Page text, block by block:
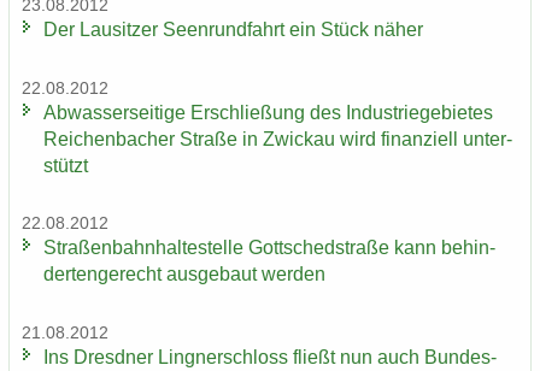
23.08.2012
Der Lau­sit­zer Seen­rund­fahrt ein Stück näher
22.08.2012
Ab­was­ser­sei­ti­ge Er­schlie­ßung des In­dus­trie­ge­bie­tes
Rei­chen­ba­cher Stra­ße in Zwi­ckau wird fi­nan­zi­ell un­ter­
stützt
22.08.2012
Stra­ßen­bahn­hal­te­stel­le Gott­sched­stra­ße kann be­hin­
der­ten­ge­recht aus­ge­baut wer­den
21.08.2012
Ins Dresd­ner Ling­ner­schloss fließt nun auch Bun­des­